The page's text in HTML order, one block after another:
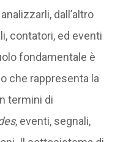
dall’altro
contatori, ed eventi
fondamentale è
che rappresenta la
termini di
, eventi, segnali,